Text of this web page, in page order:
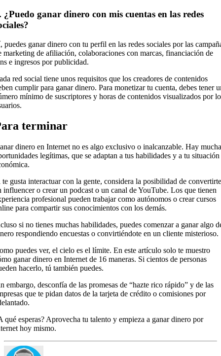
¿Puedo ganar dinero con mis cuentas en las redes
puedes ganar dinero con tu perfil en las redes sociales por las
marketing de afiliación, colaboraciones con marcas, financiación de
e ingresos por publicidad.
red social tiene unos requisitos que los creadores de contenidos
cumplir para ganar dinero. Para monetizar tu cuenta, debes tener
mínimo de suscriptores y horas de contenidos visualizados por
terminar
dinero en Internet no es algo exclusivo o inalcanzable. Hay
legítimas, que se adaptan a tus habilidades y a tu situación
te gusta interactuar con la gente, considera la posibilidad de convertirte
influencer o crear un podcast o un canal de YouTube. Los que tienen
profesional pueden trabajar como autónomos o crear cursos
para compartir sus conocimientos con los demás.
si no tienes muchas habilidades, puedes comenzar a ganar algo
respondiendo encuestas o convirtiéndote en un cliente misterioso.
puedes ver, el cielo es el límite. En este artículo solo te muestro
ganar dinero en Internet de 16 maneras. Si cientos de personas
hacerlo, tú también puedes.
embargo, desconfía de las promesas de “hazte rico rápido” y de las
que te pidan datos de la tarjeta de crédito o comisiones por
qué esperas? Aprovecha tu talento y empieza a ganar dinero por
hoy mismo.